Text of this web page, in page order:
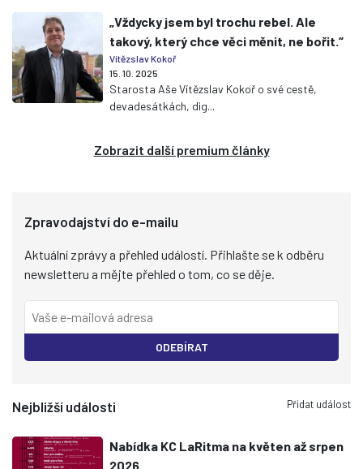
„Vždycky jsem byl trochu rebel. Ale
takový, který chce věci měnit, ne bořit.“
Vítězslav Kokoř
15. 10. 2025
Starosta Aše Vítězslav Kokoř o své cestě,
devadesátkách, dig...
Zobrazit další premium články
Zpravodajství do e-mailu
Aktuální zprávy a přehled událostí. Přihlašte se k odběru
newsletteru a mějte přehled o tom, co se děje.
ODEBÍRAT
Nejbližší události Přidat událost
Nabídka KC LaRitma na květen až srpen
2026